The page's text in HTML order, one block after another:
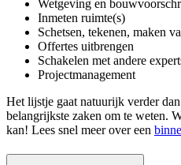
Wetgeving en
Inmeten ruimte(s)
Schetsen, tekenen, maken
Offertes uitbrengen
Schakelen met andere
Projectmanagement
Het lijstje gaat natuurijk verder
belangrijkste zaken om te weten.
kan! Lees snel meer over een